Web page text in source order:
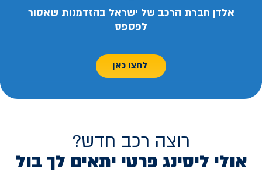
אלדן חברת הרכב של ישראל בהזדמנות שאסור
לפספס
לחצו כאן
רוצה רכב חדש?
אולי ליסינג פרטי יתאים לך בול